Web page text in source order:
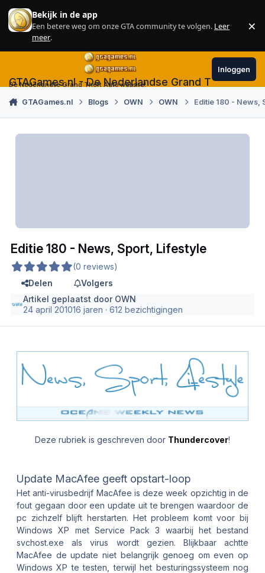
Skip to content
Bekijk in de app
Een betere weg om onze GTA community te volgen. Leer
meer.
×
GTAGames.nl - De Nederlandse Grand Theft Auto
De Nederlandse Grand Theft Auto website!
Inloggen
GTAGames.nl Blogs OWN OWN Editie 180 - News,
Editie 180 - News, Sport, Lifestyle
(0 reviews)
Delen
Volgers
Artikel geplaatst door OWN
24 april 201016 jaren · 612 bezichtigingen
Deze rubriek is geschreven door Thundercover!
Update MacAfee geeft opstart-loop
Het anti-virusbedrijf MacAfee is deze week opzichtig in de
fout gegaan door een update uit te brengen waardoor de
pc zichzelf blijft herstarten. Het probleem komt voor bij
Windows XP met Service Pack 3 waarbij het bestand
svchost.exe als virus wordt gezien. Blijkbaar achtte
MacAfee de update niet belangrijk genoeg om even op
Windows XP te testen, terwijl het besturingssysteem nog